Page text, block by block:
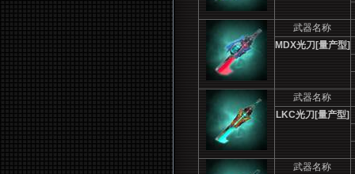
武器名称
MDX光刀[量产型]
武器名称
LKC光刀[量产型]
武器名称